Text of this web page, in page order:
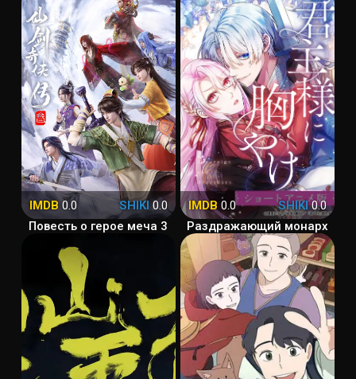
IMDB 0.0 SHIKI0.0
Повесть о герое меча 3
IMDB 0.0 SHIKI0.0
Раздражающий монарх